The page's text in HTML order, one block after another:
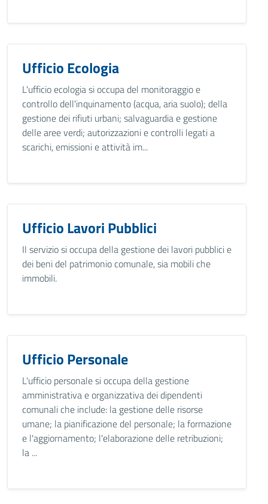
Ufficio Ecologia
L'ufficio ecologia si occupa del monitoraggio e
controllo dell'inquinamento (acqua, aria suolo); della
gestione dei rifiuti urbani; salvaguardia e gestione
delle aree verdi; autorizzazioni e controlli legati a
scarichi, emissioni e attività im...
Ufficio Lavori Pubblici
Il servizio si occupa della gestione dei lavori pubblici e
dei beni del patrimonio comunale, sia mobili che
immobili.
Ufficio Personale
L'ufficio personale si occupa della gestione
amministrativa e organizzativa dei dipendenti
comunali che include: la gestione delle risorse
umane; la pianificazione del personale; la formazione
e l'aggiornamento; l'elaborazione delle retribuzioni;
la ...